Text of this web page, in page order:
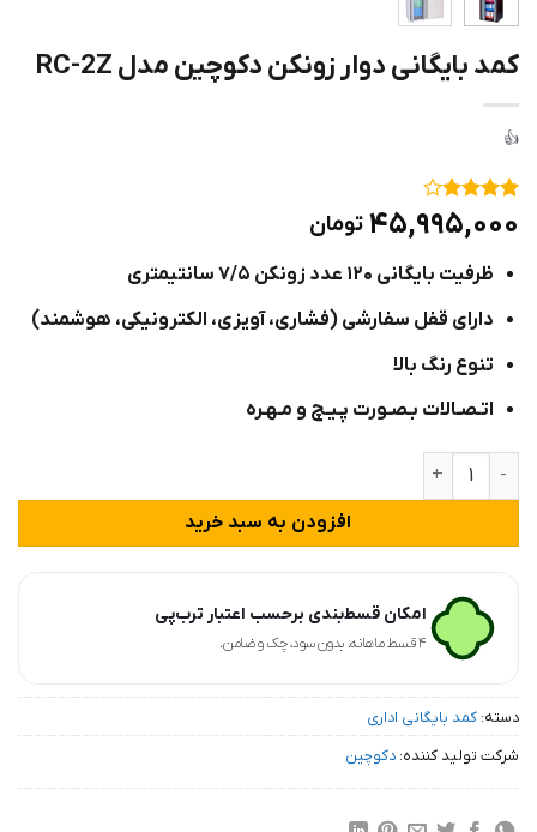
کمد بایگانی دوار زونکن دکوچین مدل RC-2Z
امتیاز
۴
از ۵
۱
مشتری
۴۵,۹۹۵,۰۰۰ تومان
ظرفیت بایگانی ۱۲۰ عدد زونکن ۷/۵ سانتیمتری
دارای قفل سفارشی (فشاری، آویزی، الکترونیکی، هوشمند)
تنوع رنگ بالا
اتـصـالات بـصـورت پـیـچ و مـهـره
کمد بایگانی دوار زونکن دکوچین مدل RC-2Z عدد
افزودن به سبد خرید
امکان قسط‌بندی برحسب اعتبار ترب‌پی
۴ قسط ماهانه. بدون سود، چک و ضامن.
دسته: کمد بایگانی اداری
شرکت تولید کننده: دکوچین